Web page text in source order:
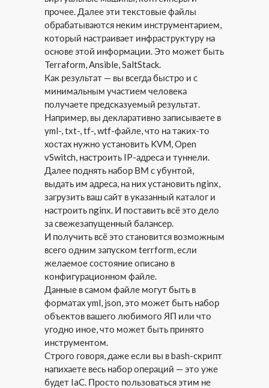
прочее. Далее эти текстовые файлы
обрабатываются неким инструментарием,
который настраивает инфраструктуру на
основе этой информации. Это может быть
Terraform, Ansible, SaltStack.
Как результат — вы всегда быстро и с
минимальным участием человека
получаете предсказуемый результат.
Например, вы декларативно записываете в
yml-, txt-, tf-, wtf-файле, что на таких-то
хостах нужно установить KVM, Open
vSwitch, настроить IP-адреса и туннели.
Далее поднять набор ВМ с убунтой,
выдать им адреса, на них установить nginx,
загрузить ваш сайт в указанный каталог и
настроить nginx. И поставить всё это дело
за свежезапущенный балансер.
И получить всё это становится возможным
всего одним запуском terrform, если
желаемое состояние описано в
конфигурационном файле.
Данные в самом файле могут быть в
форматах yml, json, это может быть набор
объектов вашего любимого ЯП или что
угодно иное, что может быть принято
инструментом.
Строго говоря, даже если вы в bash-скрипт
напихаете весь набор операций — это уже
будет IaC. Просто пользоваться этим не